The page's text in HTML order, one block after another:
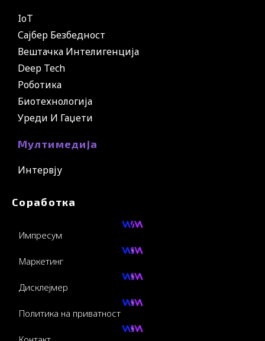
IoT
Сајбер Безбедност
Вештачка Интелигенција
Deep Tech
Роботика
Биотехнологија
Уреди И Гаџети
Мултимедија
Интервју
Соработка
Импресум
Маркетинг
Дисклејмер
Политика на приватност